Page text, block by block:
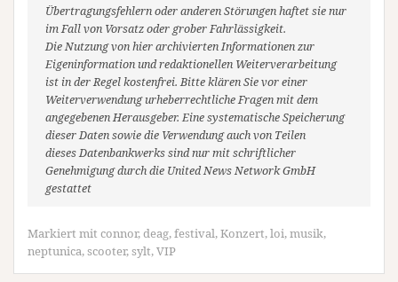
Übertragungsfehlern oder anderen Störungen haftet sie nur
im Fall von Vorsatz oder grober Fahrlässigkeit.
Die Nutzung von hier archivierten Informationen zur
Eigeninformation und redaktionellen Weiterverarbeitung
ist in der Regel kostenfrei. Bitte klären Sie vor einer
Weiterverwendung urheberrechtliche Fragen mit dem
angegebenen Herausgeber. Eine systematische Speicherung
dieser Daten sowie die Verwendung auch von Teilen
dieses Datenbankwerks sind nur mit schriftlicher
Genehmigung durch die United News Network GmbH
gestattet
Markiert mit connor,deag,festival,Konzert,loi,musik,
neptunica,scooter,sylt,VIP